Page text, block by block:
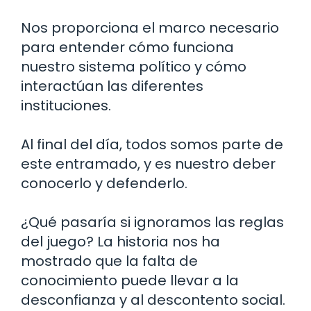
Nos proporciona el marco necesario
para entender cómo funciona
nuestro sistema político y cómo
interactúan las diferentes
instituciones.
Al final del día, todos somos parte de
este entramado, y es nuestro deber
conocerlo y defenderlo.
¿Qué pasaría si ignoramos las reglas
del juego? La historia nos ha
mostrado que la falta de
conocimiento puede llevar a la
desconfianza y al descontento social.